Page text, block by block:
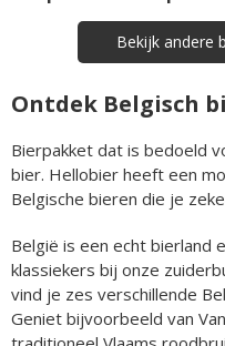
Bekijk andere
Ontdek Belgisch
Bierpakket dat is bedoeld
bier. Hellobier heeft een
Belgische bieren die je
België is een echt bierland
klassiekers bij onze
vind je zes verschillende
Geniet bijvoorbeeld van